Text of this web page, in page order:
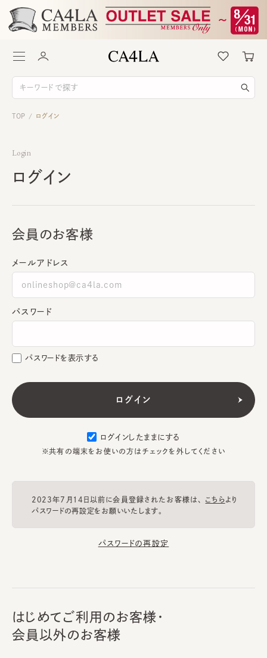
TOP / ログイン
Login
ログイン
会員のお客様
メールアドレス
パスワード
パスワードを表示する
ログインしたままにする
※共有の端末をお使いの方はチェックを外してください
2023年7月14日以前に会員登録されたお客様は、 こちらより
パスワードの再設定をお願いいたします。
パスワードの再設定
はじめてご利用のお客様・
会員以外のお客様